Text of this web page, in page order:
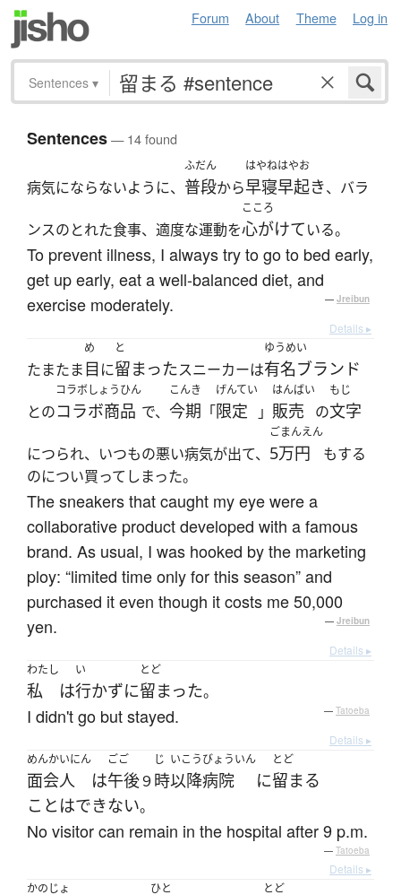
Forum About Theme Log in
Sentences ▾
Sentences— 14 found
病気にならないように、
ふだん
普段から
はやねはやお
早寝早起き、バラ
ンスのとれた食事、適度な運動を
こころ
心がけている。
To prevent illness, I always try to go to bed early,
get up early, eat a well-balanced diet, and
exercise moderately.
— Jreibun
Details ▸
たまたま
め
目 に
と
留まったスニーカーは
ゆうめい
有名ブランド
との
コラボしょうひん
コラボ商品 で、
こんき
今期 「
げんてい
限定 」
はんばい
販売 の
もじ
文字
につられ、いつもの悪い病気が出て、
ごまんえん
5万円
もする
のについ買ってしまった。
The sneakers that caught my eye were a
collaborative product developed with a famous
brand. As usual, I was hooked by the marketing
ploy: “limited time only for this season” and
purchased it even though it costs me 50,000
yen.
— Jreibun
Details ▸
わたし
私 は
い
行かずに
とど
留まった。
I didn't go but stayed. — Tatoeba
Details ▸
めんかいにん
面会人 は
ごご
午後９
じ
時
いこう
以降
びょういん
病院 に
とど
留まる
ことはできない。
No visitor can remain in the hospital after 9 p.m.
— Tatoeba
Details ▸
かのじょ
ひと とど